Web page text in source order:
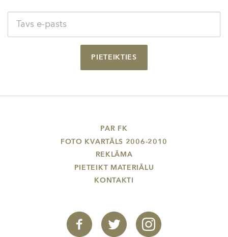
PIETEIKTIES
PAR FK
FOTO KVARTĀLS 2006-2010
REKLĀMA
PIETEIKT MATERIĀLU
KONTAKTI